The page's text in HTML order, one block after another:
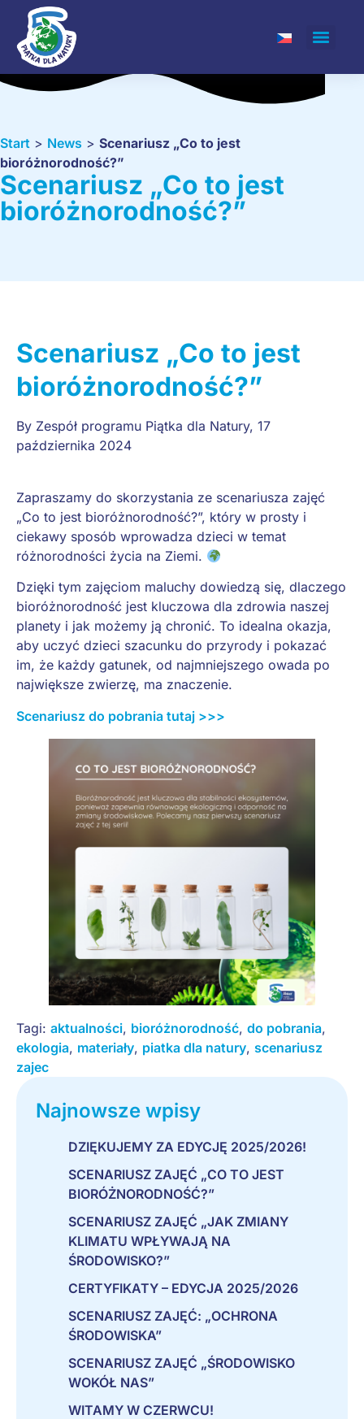
Start > News > Scenariusz „Co to jest
bioróżnorodność?”
Scenariusz „Co to jest
bioróżnorodność?”
Scenariusz „Co to jest
bioróżnorodność?”
By Zespół programu Piątka dla Natury, 17
października 2024
Zapraszamy do skorzystania ze scenariusza zajęć
„Co to jest bioróżnorodność?”, który w prosty i
ciekawy sposób wprowadza dzieci w temat
różnorodności życia na Ziemi.
Dzięki tym zajęciom maluchy dowiedzą się, dlaczego
bioróżnorodność jest kluczowa dla zdrowia naszej
planety i jak możemy ją chronić. To idealna okazja,
aby uczyć dzieci szacunku do przyrody i pokazać
im, że każdy gatunek, od najmniejszego owada po
największe zwierzę, ma znaczenie.
Scenariusz do pobrania tutaj >>>
Tagi: aktualności, bioróżnorodność, do pobrania,
ekologia, materiały, piatka dla natury, scenariusz
zajec
Najnowsze wpisy
DZIĘKUJEMY ZA EDYCJĘ 2025/2026!
SCENARIUSZ ZAJĘĆ „CO TO JEST
BIORÓŻNORODNOŚĆ?”
SCENARIUSZ ZAJĘĆ „JAK ZMIANY
KLIMATU WPŁYWAJĄ NA
ŚRODOWISKO?”
CERTYFIKATY – EDYCJA 2025/2026
SCENARIUSZ ZAJĘĆ: „OCHRONA
ŚRODOWISKA”
SCENARIUSZ ZAJĘĆ „ŚRODOWISKO
WOKÓŁ NAS”
WITAMY W CZERWCU!